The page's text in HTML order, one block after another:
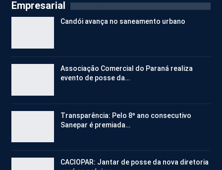
Empresarial
Candói avança no saneamento urbano
Associação Comercial do Paraná realiza
evento de posse da…
Transparência: Pelo 8º ano consecutivo
Sanepar é premiada…
CACIOPAR: Jantar de posse da nova diretoria